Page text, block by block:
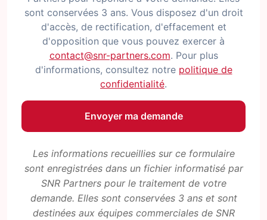
sont conservées 3 ans. Vous disposez d'un droit
d'accès, de rectification, d'effacement et
d'opposition que vous pouvez exercer à
contact@snr-partners.com. Pour plus
d'informations, consultez notre politique de
confidentialité.
Les informations recueillies sur ce formulaire
sont enregistrées dans un fichier informatisé par
SNR Partners pour le traitement de votre
demande. Elles sont conservées 3 ans et sont
destinées aux équipes commerciales de SNR